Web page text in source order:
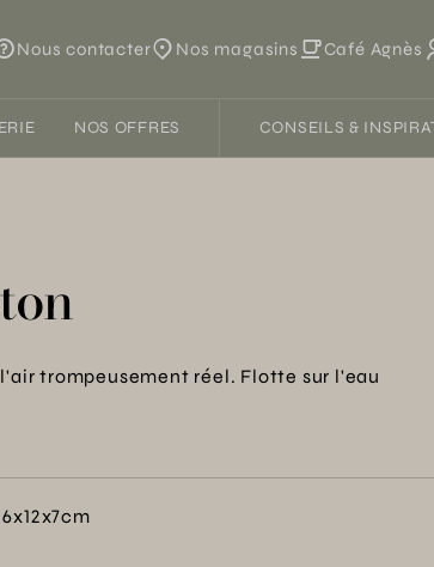
Nous contacter Nos magasins Café Agnès
NOS OFFRES CONSEILS &
trompeusement réel. Flotte sur l'eau